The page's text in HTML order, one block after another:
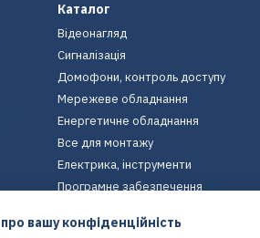
Каталог
Відеонагляд
Сигналізація
Домофони, контроль доступу
Мережеве обладнання
Енергетичне обладнання
Все для монтажу
Електрика, інструменти
Програмне забезпечення
Екіпірування
вашу конфіденційність